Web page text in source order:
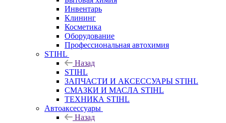
Инвентарь
Клининг
Косметика
Оборудование
Профессиональная автохимия
STIHL
Назад
STIHL
ЗАПЧАСТИ И АКСЕССУАРЫ STIHL
СМАЗКИ И МАСЛА STIHL
ТЕХНИКА STIHL
Автоаксессуары
Назад